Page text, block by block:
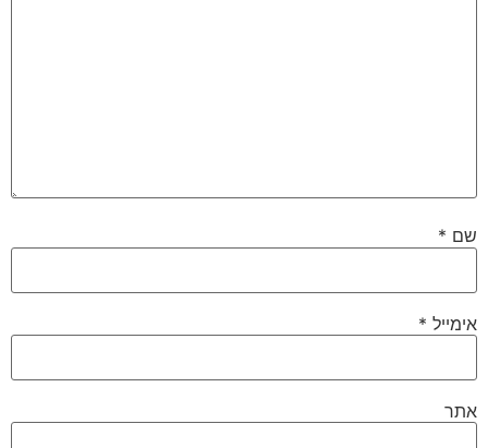
שם *
אימייל *
אתר